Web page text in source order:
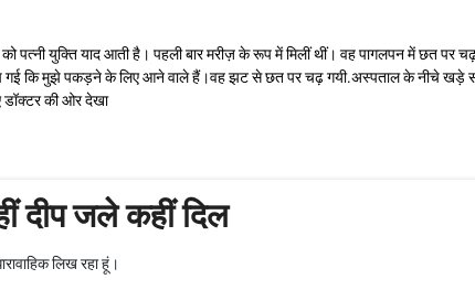
पत्नी युक्ति याद आती है। पहली बार मरीज़ के रूप में मिलीं थीं। वह पागलपन में छत
गई कि मुझे पकड़ने के लिए आने वाले हैं।वह झट से छत पर चढ़ गयी.अस्पताल के नीचे खड़े
डॉक्टर की ओर देखा
दीप जले कहीं दिल
लिख रहा हूं।